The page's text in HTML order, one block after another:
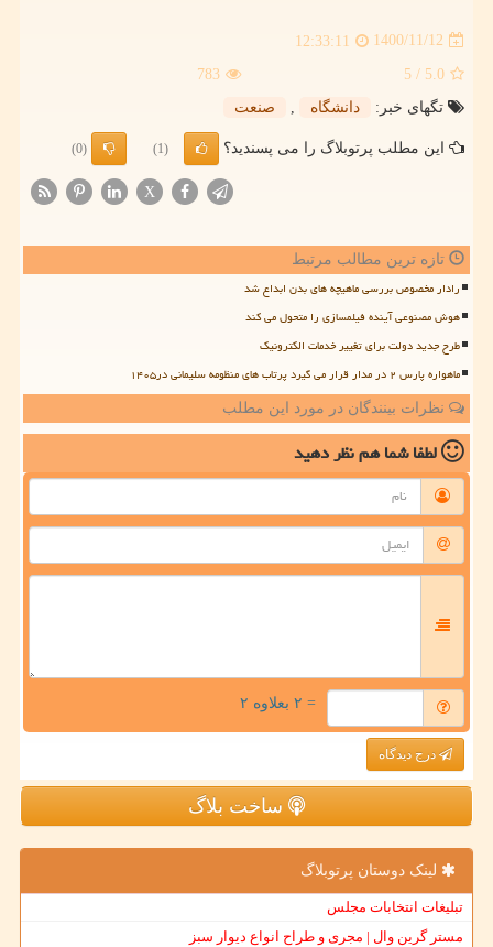
1400/11/12
12:33:11
5.0
/ 5
783
تگهای خبر:
دانشگاه صنعت
این مطلب پرتوبلاگ را می پسندید؟ (1)
(0)
X
تازه ترین مطالب مرتبط
رادار مخصوص بررسی ماهیچه های بدن ابداع شد
هوش مصنوعی آینده فیلمسازی را متحول می کند
طرح جدید دولت برای تغییر خدمات الکترونیک
ماهواره پارس ۲ در مدار قرار می گیرد پرتاب های منظومه سلیمانی در۱۴۰۵
نظرات بینندگان در مورد این مطلب
لطفا شما همنظر دهید
= ۲ بعلاوه ۲
درج دیدگاه
ساخت بلاگ
لینک دوستان پرتوبلاگ
تبلیغات انتخابات مجلس
مستر گرین وال | مجری و طراح انواع دیوار سبز